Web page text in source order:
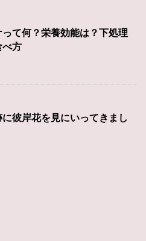
って何？栄養効能は？下処理
べ方
に彼岸花を見にいってきまし